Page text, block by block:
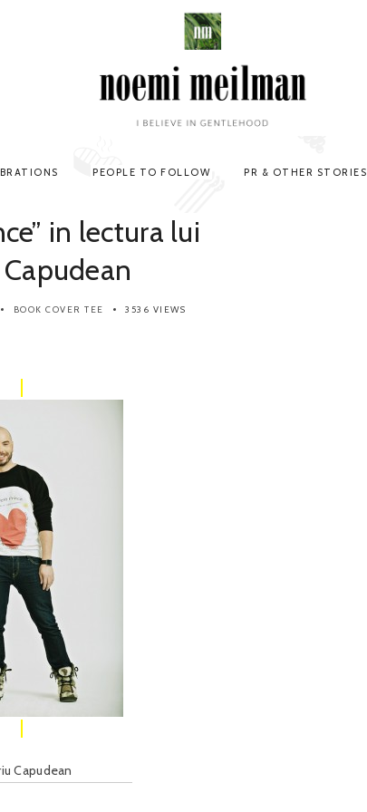
PEOPLE TO FOLLOW PR & OTHER STORIES
in lectura lui
BOOK COVER TEE 3536 VIEWS
Capudean